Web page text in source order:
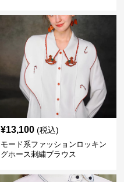
¥13,100 (税込)
モード系ファッションロッキン
グホース刺繍ブラウス